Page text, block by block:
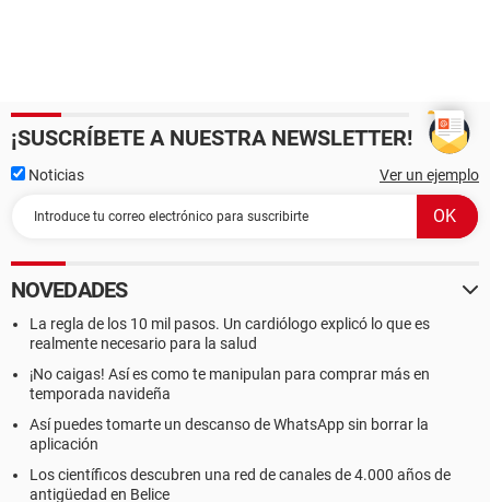
¡SUSCRÍBETE A NUESTRA NEWSLETTER!
Noticias Ver un ejemplo
NOVEDADES
La regla de los 10 mil pasos. Un cardiólogo explicó lo que es
realmente necesario para la salud
¡No caigas! Así es como te manipulan para comprar más en
temporada navideña
Así puedes tomarte un descanso de WhatsApp sin borrar la
aplicación
Los científicos descubren una red de canales de 4.000 años de
antigüedad en Belice